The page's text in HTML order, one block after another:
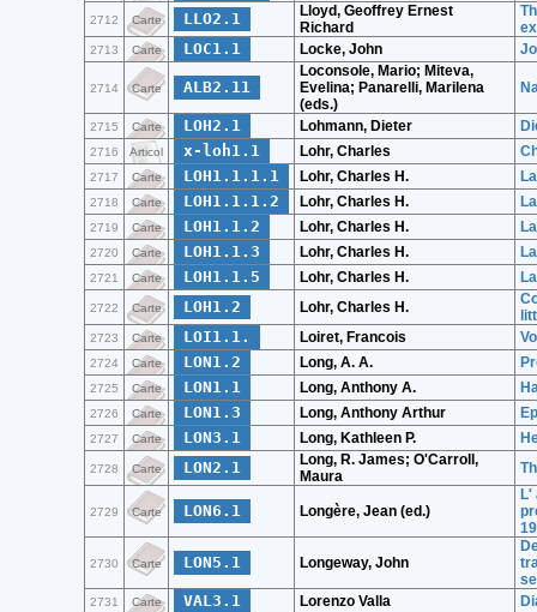
2712 Carte LLO2.1
Lloyd, Geoffrey Ernest
Richard
2713 Carte LOC1.1 Locke, John
2714 Carte ALB2.11
Loconsole, Mario; Miteva,
Evelina; Panarelli, Marilena
(eds.)
2715 Carte LOH2.1 Lohmann, Dieter
2716 Articol x-loh1.1 Lohr, Charles
2717 Carte LOH1.1.1.1 Lohr, Charles H.
2718 Carte LOH1.1.1.2 Lohr, Charles H.
2719 Carte LOH1.1.2 Lohr, Charles H.
2720 Carte LOH1.1.3 Lohr, Charles H.
2721 Carte LOH1.1.5 Lohr, Charles H.
2722 Carte LOH1.2 Lohr, Charles H.
2723 Carte LOI1.1. Loiret, Francois
2724 Carte LON1.2 Long, A. A.
2725 Carte LON1.1 Long, Anthony A.
2726 Carte LON1.3 Long, Anthony Arthur
2727 Carte LON3.1 Long, Kathleen P.
2728 Carte LON2.1
Long, R. James; O'Carroll,
Maura
2729 Carte LON6.1 Longère, Jean (ed.)
L'
2730 Carte LON5.1 Longeway, John
2731 Carte VAL3.1 Lorenzo Valla